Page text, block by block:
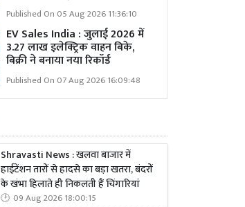
Published On 05 Aug 2026 11:36:10
EV Sales India : जुलाई 2026 में
3.27 लाख इलेक्ट्रिक वाहन बिके,
बिक्री ने बनाया नया रिकॉर्ड
Published On 07 Aug 2026 16:09:48
Shravasti News : खलवा बाजार में
हाईटेंशन तारों से हादसे का बड़ा खतरा, बंदरों
के खंभा हिलाते ही निकलती हैं चिंगारियां
09 Aug 2026 18:00:15